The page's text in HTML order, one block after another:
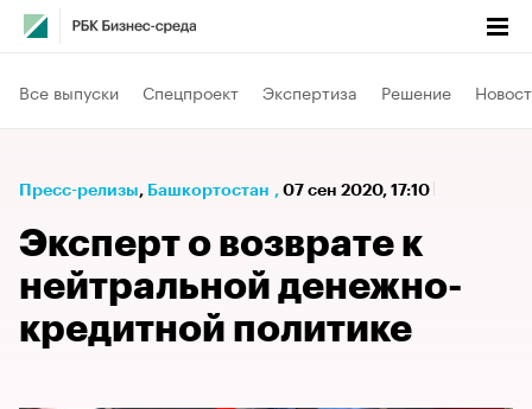
Все выпуски Спецпроект Экспертиза Решение
Пресс-релизы⁠, Башкортостан , 07 сен 2020, 17:10
Эксперт о возврате к
нейтральной денежно-
кредитной политике